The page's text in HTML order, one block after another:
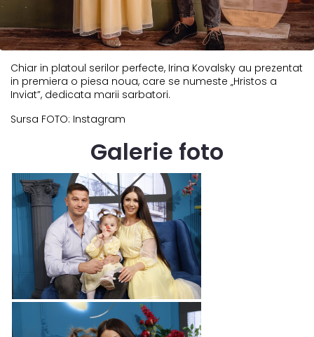
Chiar in platoul serilor perfecte, Irina Kovalsky au prezentat
in premiera o piesa noua, care se numeste „Hristos a
Inviat”, dedicata marii sarbatori.
Sursa FOTO: Instagram
Galerie foto